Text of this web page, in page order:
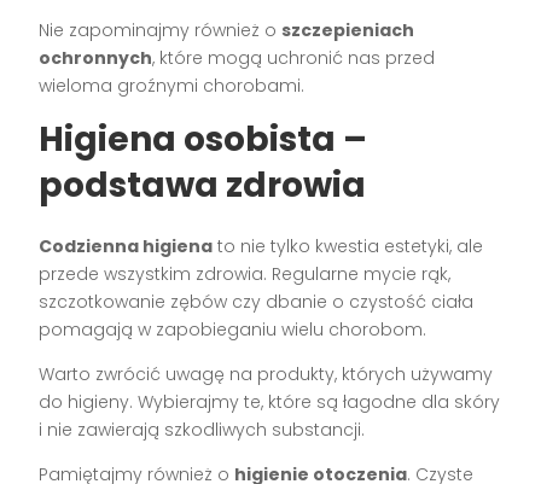
Nie zapominajmy również o szczepieniach
ochronnych, które mogą uchronić nas przed
wieloma groźnymi chorobami.
Higiena osobista –
podstawa zdrowia
Codzienna higiena to nie tylko kwestia estetyki, ale
przede wszystkim zdrowia. Regularne mycie rąk,
szczotkowanie zębów czy dbanie o czystość ciała
pomagają w zapobieganiu wielu chorobom.
Warto zwrócić uwagę na produkty, których używamy
do higieny. Wybierajmy te, które są łagodne dla skóry
i nie zawierają szkodliwych substancji.
Pamiętajmy również o higienie otoczenia. Czyste